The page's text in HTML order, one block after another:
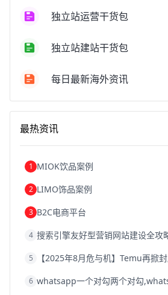
跨境电商费用美国跨境电商
天津跨境电商东南亚跨境电商
跨境电商b2b阿里巴巴跨境电商
跨境电商关税
跨境电商建站
浙江跨境电商宁波跨境电商跨境电
跨境电商优势跨境电商的优势
独立站运营干货包
独立站建站干货包
每日最新海外资讯
最热资讯
1 MIOK饮品案例
2 LIMO饰品案例
3 B2C电商平台
4 搜索引擎友好型营销网站建设全攻
5
6